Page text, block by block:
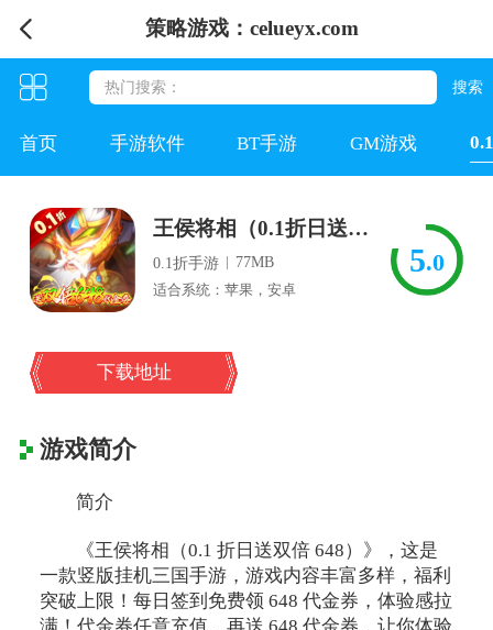
策略游戏：celueyx.com
首页 手游软件 BT手游 GM游戏
王侯将相（0.1折日送双倍648）
0.1折手游 | 77MB
适合系统：苹果，安卓
5.0
下载地址
游戏简介
简介
《王侯将相（0.1 折日送双倍 648）》，这是
一款竖版挂机三国手游，游戏内容丰富多样，福利
突破上限！每日签到免费领 648 代金券，体验感拉